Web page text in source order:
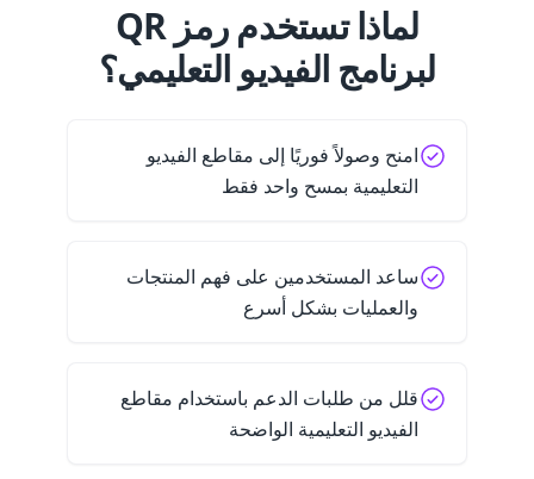
لماذا تستخدم رمز QR
لبرنامج الفيديو التعليمي؟
امنح وصولاً فوريًا إلى مقاطع الفيديو
التعليمية بمسح واحد فقط
ساعد المستخدمين على فهم المنتجات
والعمليات بشكل أسرع
قلل من طلبات الدعم باستخدام مقاطع
الفيديو التعليمية الواضحة